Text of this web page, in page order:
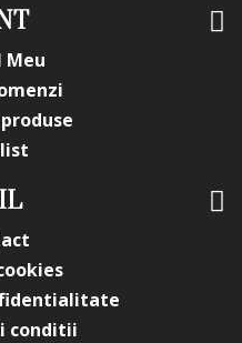
Meu
conditii